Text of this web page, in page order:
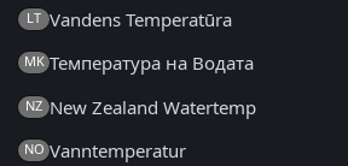
LT Vandens Temperatūra
MK Температура на Водата
NZ New Zealand Watertemp
NO Vanntemperatur